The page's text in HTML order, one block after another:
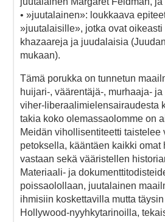
• »juutalainen»: loukkaava
»juutalaisille», jotka ovat
khazaareja ja juudalaisia
mukaan).
Tämä porukka on tunnetun
huijari-, väärentäjä-, murhaaja-
viher-liberaalimielensairaudesta
takia koko olemassaolomme on
Meidän vihollisentiteetti taistelee
petoksella, kääntäen kaikki omat
vastaan sekä vääristellen
Materiaali- ja
poissaolollaan, juutalainen
ihmisiin koskettavilla mutta
Hollywood-nyyhkytarinoilla,